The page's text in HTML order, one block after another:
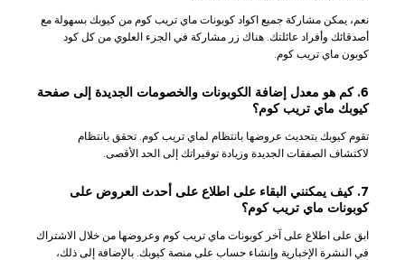
نعم، يمكن مشاركة جميع اكواد كوبونات ماي تريب كوم من كيوبك بسهولة مع
أصدقائك وأفراد عائلتك. هناك زر مشاركة في الجزء العلوي من كل كود
كوبون ماي تريب كوم.
6. كم هو معدل إضافة الكوبونات والخصومات الجديدة إلى صفحة
كيوبك ماي تريب كوم؟
تقوم كيوبك بتحديث عروضها بانتظام لماي تريب كوم. تحقق بانتظام
لاكتشاف الصفقات الجديدة وزيادة توفيراتك إلى الحد الأقصى.
7. كيف يمكنني البقاء على اطلاع على أحدث العروض على
كوبونات ماي تريب كوم؟
ابق على اطلاع على آخر كوبونات ماي تريب كوم وعروضها من خلال الاشتراك
في النشرة الإخبارية وإنشاء حساب على منصة كيوبك. بالإضافة إلى ذلك،